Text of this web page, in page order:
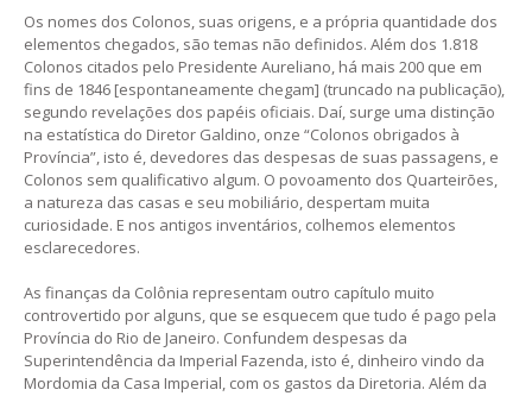
Os nomes dos Colonos, suas origens, e a própria quantidade dos
elementos chegados, são temas não definidos. Além dos 1.818
Colonos citados pelo Presidente Aureliano, há mais 200 que em
fins de 1846 [espontaneamente chegam] (truncado na publicação),
segundo revelações dos papéis oficiais. Daí, surge uma distinção
na estatística do Diretor Galdino, onze “Colonos obrigados à
Província”, isto é, devedores das despesas de suas passagens, e
Colonos sem qualificativo algum. O povoamento dos Quarteirões,
a natureza das casas e seu mobiliário, despertam muita
curiosidade. E nos antigos inventários, colhemos elementos
esclarecedores.
As finanças da Colônia representam outro capítulo muito
controvertido por alguns, que se esquecem que tudo é pago pela
Província do Rio de Janeiro. Confundem despesas da
Superintendência da Imperial Fazenda, isto é, dinheiro vindo da
Mordomia da Casa Imperial, com os gastos da Diretoria. Além da